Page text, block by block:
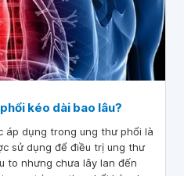
kéo dài bao lâu?
áp dụng trong ung thư phổi là
sử dụng để điều trị ung thư
to nhưng chưa lây lan đến